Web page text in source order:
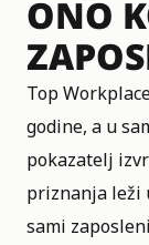
ONO
Top
godine, a u
pokazatelj
priznanja leži
sami